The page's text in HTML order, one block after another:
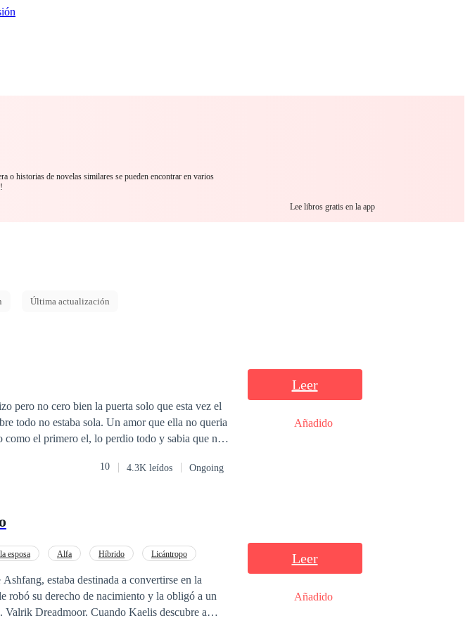
o historias de novelas similares se pueden encontrar en varios
Lee libros gratis en la app
Última actualización
pero no cero bien la puerta solo que esta vez el
todo no estaba sola. Un amor que ella no queria
el primero el, lo perdio todo y sabia que no
10 4.3K leídos Ongoing
Leer
Añadido
esposa Alfa Híbrido
Licántropo
robó su derecho de nacimiento y la obligó a un
Kaelis descubre a
Leer
Añadido